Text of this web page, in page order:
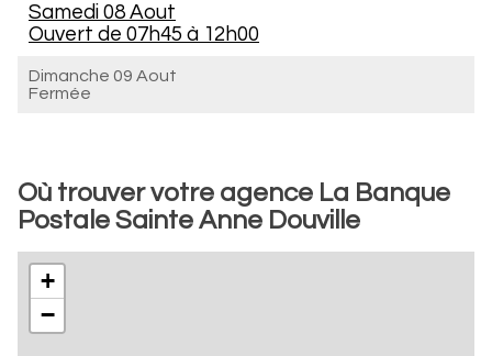
Samedi 08 Aout
Ouvert de 07h45 à 12h00
Dimanche 09 Aout
Fermée
Où trouver votre agence La Banque
Postale Sainte Anne Douville
+
−